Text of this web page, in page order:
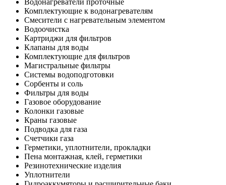
Водонагреватели проточные
Комплектующие к водонагревателям
Смесители с нагревательным элементом
Водоочистка
Картриджи для фильтров
Клапаны для воды
Комплектующие для фильтров
Магистральные фильтры
Системы водоподготовки
Сорбенты и соль
Фильтры для воды
Газовое оборудование
Колонки газовые
Краны газовые
Подводка для газа
Счетчики газа
Герметики, уплотнители, прокладки
Пена монтажная, клей, герметики
Резинотехнические изделия
Уплотнители